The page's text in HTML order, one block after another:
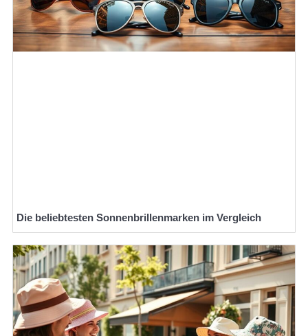
Die beliebtesten Sonnenbrillenmarken im Vergleich